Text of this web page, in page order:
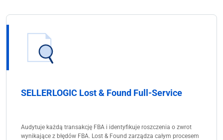
SELLERLOGIC Lost & Found Full-Service
Audytuje każdą transakcję FBA i identyfikuje roszczenia o zwrot
wynikające z błędów FBA. Lost & Found zarządza całym procesem